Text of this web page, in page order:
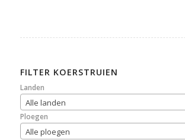
FILTER KOERSTRUIEN
Landen
Alle landen
Ploegen
Alle ploegen